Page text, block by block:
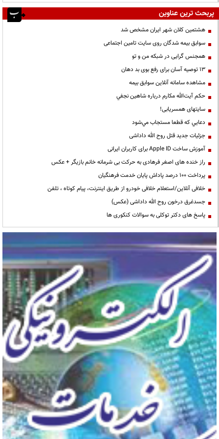
پربحث ترین عناوین
هشتمین کلان شهر ایران مشخص شد
سوابق بیمه شدگان روی سایت تامین اجتماعی
همجنس گرایی در شبکه من و تو
13 توصیه آسان برای رفع بوی بد دهان
مشاهده سامانه آنلاين سوابق بیمه
حكم آيت‌الله مكارم درباره شاهين نجفي
سایتهای همسریابی!
دعايي كه قطعا مستجاب مي‌شود
جزئیات جدید قتل روح الله داداشی
آموزش ساخت Apple ID برای کاربران ایرانی
راز خنده های اصغر فرهادی به حرکت بی شرمانه خانم بازیگر + عکس
پرداخت ۱۰۰ درصد پاداش پایان خدمت فرهنگیان
خلافی آنلاین/استعلام خلافی خودرو از طریق اینترنت، پیام کوتاه ، تلفن
جسدغرق درخون روح الله داداشی (عکس)
پاسخ های دکتر توکلی به سوالات کنکوری ها